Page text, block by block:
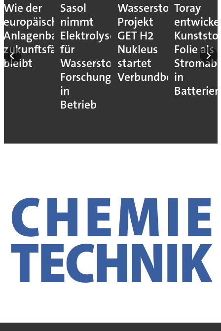
Wie der
europäische
Anlagenbau
zukunftsfähig
bleibt
Sasol
nimmt
Elektrolyseur
für
Wasserstoff-
Forschung
in
Betrieb
Wasserstoff-
Projekt
GET H2
Nukleus
startet
Verbundbetrieb
Toray
Folie als
in
Batterien